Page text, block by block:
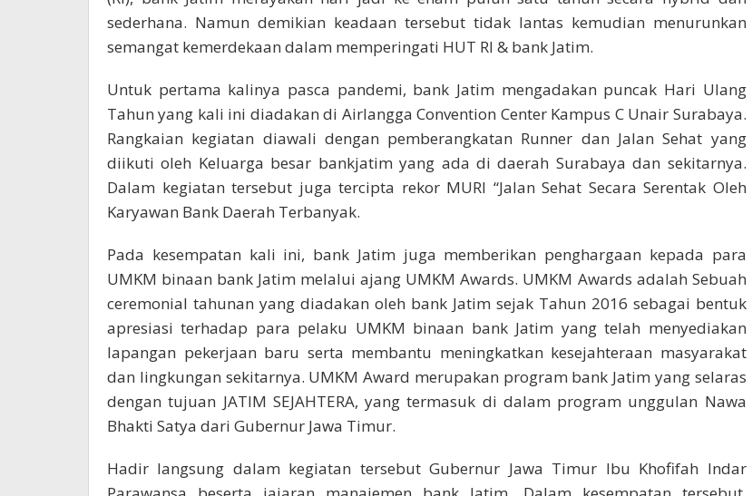
sederhana. Namun demikian keadaan tersebut tidak lantas kemudian menurunkan
semangat kemerdekaan dalam memperingati HUT RI & bank Jatim.
Untuk pertama kalinya pasca pandemi, bank Jatim mengadakan puncak Hari Ulang
Tahun yang kali ini diadakan di Airlangga Convention Center Kampus C Unair Surabaya.
Rangkaian kegiatan diawali dengan pemberangkatan Runner dan Jalan Sehat yang
diikuti oleh Keluarga besar bankjatim yang ada di daerah Surabaya dan sekitarnya.
Dalam kegiatan tersebut juga tercipta rekor MURI “Jalan Sehat Secara Serentak Oleh
Karyawan Bank Daerah Terbanyak.
Pada kesempatan kali ini, bank Jatim juga memberikan penghargaan kepada para
UMKM binaan bank Jatim melalui ajang UMKM Awards. UMKM Awards adalah Sebuah
ceremonial tahunan yang diadakan oleh bank Jatim sejak Tahun 2016 sebagai bentuk
apresiasi terhadap para pelaku UMKM binaan bank Jatim yang telah menyediakan
lapangan pekerjaan baru serta membantu meningkatkan kesejahteraan masyarakat
dan lingkungan sekitarnya. UMKM Award merupakan program bank Jatim yang selaras
dengan tujuan JATIM SEJAHTERA, yang termasuk di dalam program unggulan Nawa
Bhakti Satya dari Gubernur Jawa Timur.
Hadir langsung dalam kegiatan tersebut Gubernur Jawa Timur Ibu Khofifah Indar